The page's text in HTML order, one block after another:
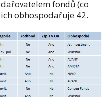
fondů (co
obhospodařuje 42.